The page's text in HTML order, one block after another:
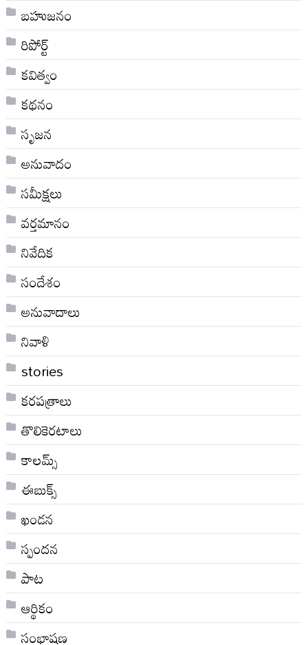
బహుజనం
రిపోర్ట్
కవిత్వం
కథనం
సృజన
అనువాదం
సమీక్షలు
వర్తమానం
నివేదిక
సందేశం
అనువాదాలు
నివాళి
stories
కరపత్రాలు
తొలికెరటాలు
కాలమ్స్
ఈబుక్స్
ఖండన
స్పందన
పాట
ఆర్థికం
సంభాషణ